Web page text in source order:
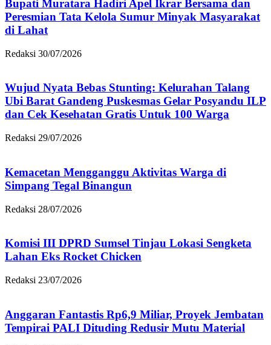
Bupati Muratara Hadiri Apel Ikrar Bersama dan
Peresmian Tata Kelola Sumur Minyak Masyarakat
di Lahat
Redaksi 30/07/2026
Wujud Nyata Bebas Stunting: Kelurahan Talang
Ubi Barat Gandeng Puskesmas Gelar Posyandu ILP
dan Cek Kesehatan Gratis Untuk 100 Warga
Redaksi 29/07/2026
Kemacetan Mengganggu Aktivitas Warga di
Simpang Tegal Binangun
Redaksi 28/07/2026
Komisi III DPRD Sumsel Tinjau Lokasi Sengketa
Lahan Eks Rocket Chicken
Redaksi 23/07/2026
Anggaran Fantastis Rp6,9 Miliar, Proyek Jembatan
Tempirai PALI Dituding Redusir Mutu Material